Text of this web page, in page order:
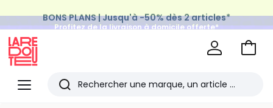
Profitez de la livraison à domicile offerte*
sur tous vos achats Mode & Maison
Menu
Redoute
Rechercher
Aller